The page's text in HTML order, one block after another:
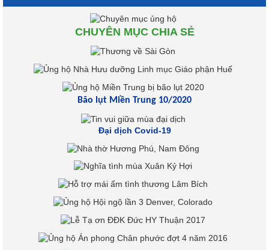
CHUYÊN MỤC CHIA SẺ
Bão lụt Miền Trung 10/2020
Đại dịch Covid-19